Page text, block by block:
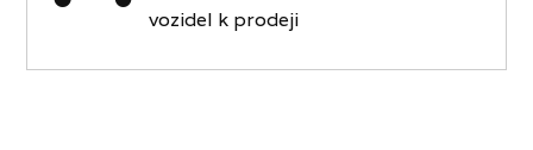
vozidel k prodeji